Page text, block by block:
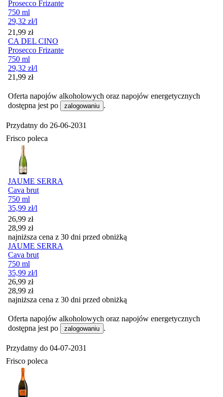
Prosecco Frizante
750 ml
29,32 zł/l
Cena
21,99 zł
CA DEL CINO
Prosecco Frizante
750 ml
29,32 zł/l
Cena
21,99 zł
Oferta napojów alkoholowych oraz napojów energetycznych
dostępna jest po
zalogowaniu .
Przydatny do 26-06-2031
Frisco poleca
JAUME SERRA
Cava brut
750 ml
35,99 zł/l
Cena promocyjna
26,99 zł
28,99 zł
najniższa cena z 30 dni przed obniżką
JAUME SERRA
Cava brut
750 ml
35,99 zł/l
Cena promocyjna
26,99 zł
28,99 zł
najniższa cena z 30 dni przed obniżką
Oferta napojów alkoholowych oraz napojów energetycznych
dostępna jest po
zalogowaniu .
Przydatny do 04-07-2031
Frisco poleca